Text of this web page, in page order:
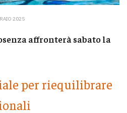
2025
affronterà sabato la
per riequilibrare